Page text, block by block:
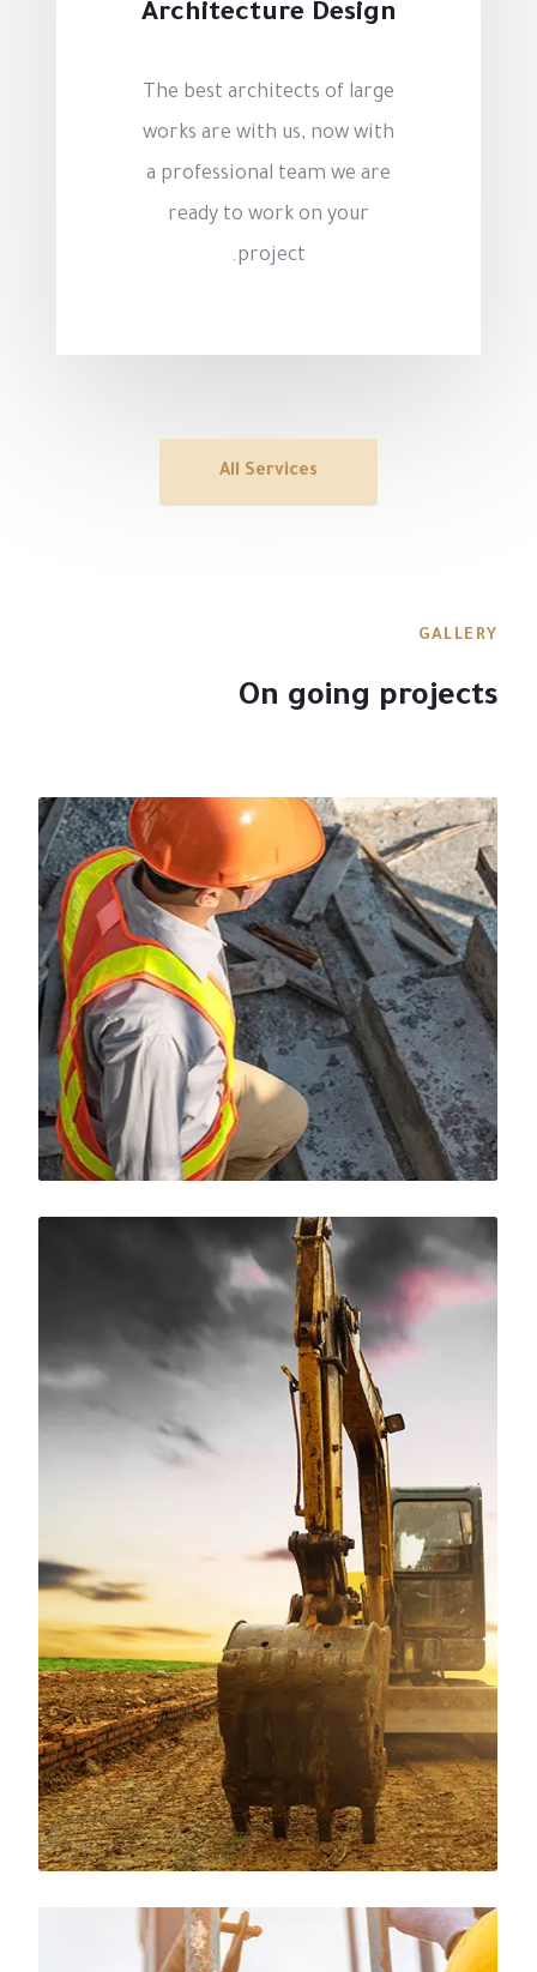
Architecture Design
The best architects of large
works are with us, now with
a professional team we are
ready to work on your
project.
All Services
GALLERY
On going projects
Construction of
commercial building
Construction of